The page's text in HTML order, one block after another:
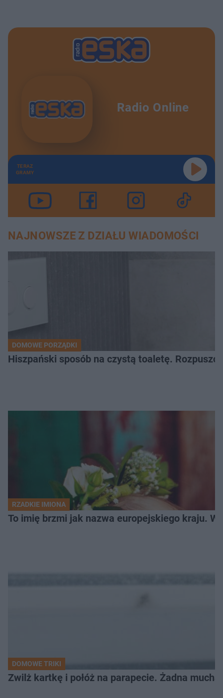
Radio Online
TERAZ
GRAMY
NAJNOWSZE Z DZIAŁU WIADOMOŚCI
DOMOWE PORZĄDKI
Hiszpański sposób na czystą toaletę.
RZADKIE IMIONA
To imię brzmi jak nazwa europejskiego kraju.
DOMOWE TRIKI
Zwilż kartkę i połóż na parapecie. Żadna